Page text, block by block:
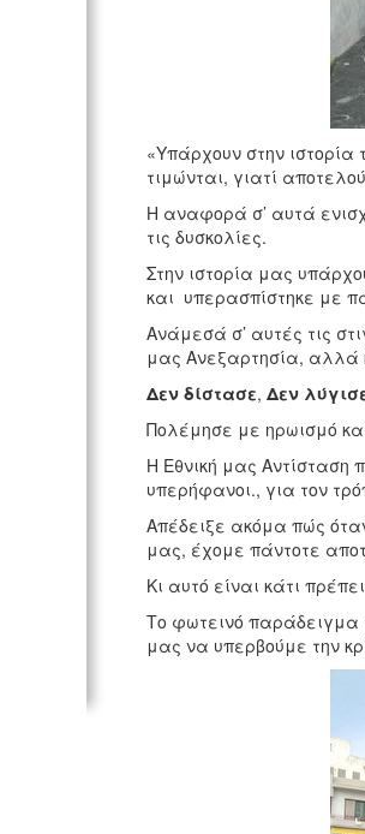
«Υπάρχουν στην
τιμώνται, γιατί
Η αναφορά σ’ αυτά
τις δυσκολίες.
Στην ιστορία μας
και υπερασπίστηκε με
Ανάμεσά σ’ αυτές τις
μας Ανεξαρτησία, αλλά
Δεν δίστασε, Δεν
Πολέμησε με ηρωισμό
Η Εθνική μας Αντίσταση
υπερήφανοι., για τον
Απέδειξε ακόμα πώς
μας, έχομε πάντοτε
Κι αυτό είναι κάτι
Το φωτεινό παράδειγμα
μας να υπερβούμε την